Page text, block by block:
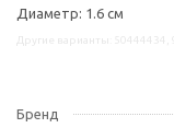
Диаметр: 1.6 см
Бренд